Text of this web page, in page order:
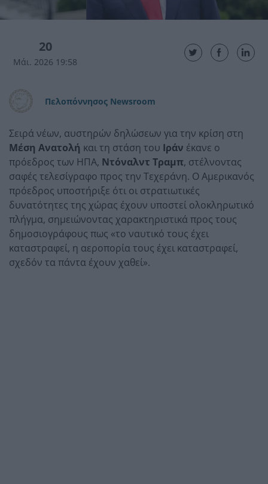
20
Μάι. 2026 19:58
Πελοπόννησος Newsroom
Σειρά νέων, αυστηρών δηλώσεων για την κρίση στη
Μέση Ανατολή και τη στάση του Ιράν έκανε ο
πρόεδρος των ΗΠΑ, Ντόναλντ Τραμπ, στέλνοντας
σαφές τελεσίγραφο προς την Τεχεράνη. Ο Αμερικανός
πρόεδρος υποστήριξε ότι οι στρατιωτικές
δυνατότητες της χώρας έχουν υποστεί ολοκληρωτικό
πλήγμα, σημειώνοντας χαρακτηριστικά προς τους
δημοσιογράφους πως «το ναυτικό τους έχει
καταστραφεί, η αεροπορία τους έχει καταστραφεί,
σχεδόν τα πάντα έχουν χαθεί».